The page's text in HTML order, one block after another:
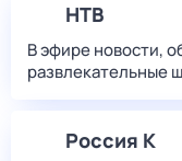
НТВ
В эфире новости,
развлекательные
Россия К